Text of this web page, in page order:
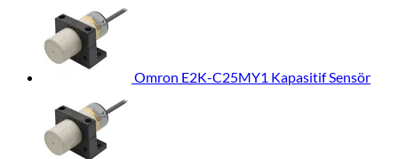
Omron E2K-C25MY1 Kapasitif Sensör